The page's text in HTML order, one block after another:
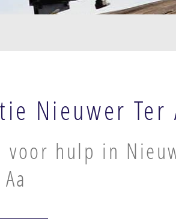
Nieuwer Ter
voor hulp in
Aa